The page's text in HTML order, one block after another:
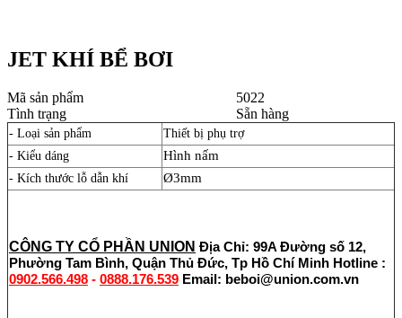
JET KHÍ BỂ BƠI
Mã sản phẩm
5022
Tình trạng
Sẵn hàng
- Loại sản phẩm
Thiết bị phụ trợ
- Kiểu dáng
Hình nấm
- Kích thước lỗ dẫn khí Ø3mm
CÔNG TY CỔ PHẦN UNION Địa Chỉ: 99A Đường số 12,
Phường Tam Bình, Quận Thủ Đức, Tp Hồ Chí Minh Hotline :
0902.566.498 - 0888.176.539 Email: beboi@union.com.vn